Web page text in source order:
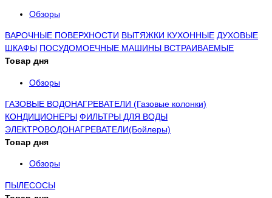
Обзоры
ВАРОЧНЫЕ ПОВЕРХНОСТИ ВЫТЯЖКИ КУХОННЫЕ ДУХОВЫЕ
ШКАФЫ ПОСУДОМОЕЧНЫЕ МАШИНЫ ВСТРАИВАЕМЫЕ
Товар дня
Обзоры
ГАЗОВЫЕ ВОДОНАГРЕВАТЕЛИ (Газовые колонки)
КОНДИЦИОНЕРЫ ФИЛЬТРЫ ДЛЯ ВОДЫ
ЭЛЕКТРОВОДОНАГРЕВАТЕЛИ(Бойлеры)
Товар дня
Обзоры
ПЫЛЕСОСЫ